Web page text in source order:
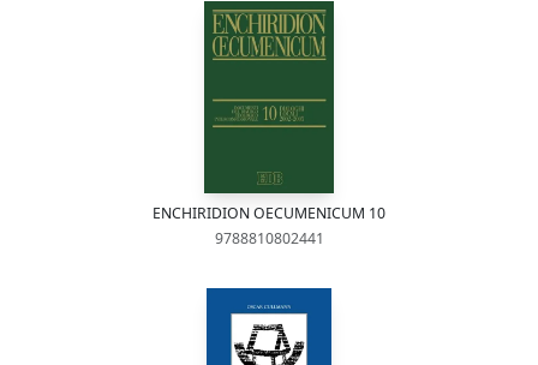
ENCHIRIDION OECUMENICUM 10
9788810802441